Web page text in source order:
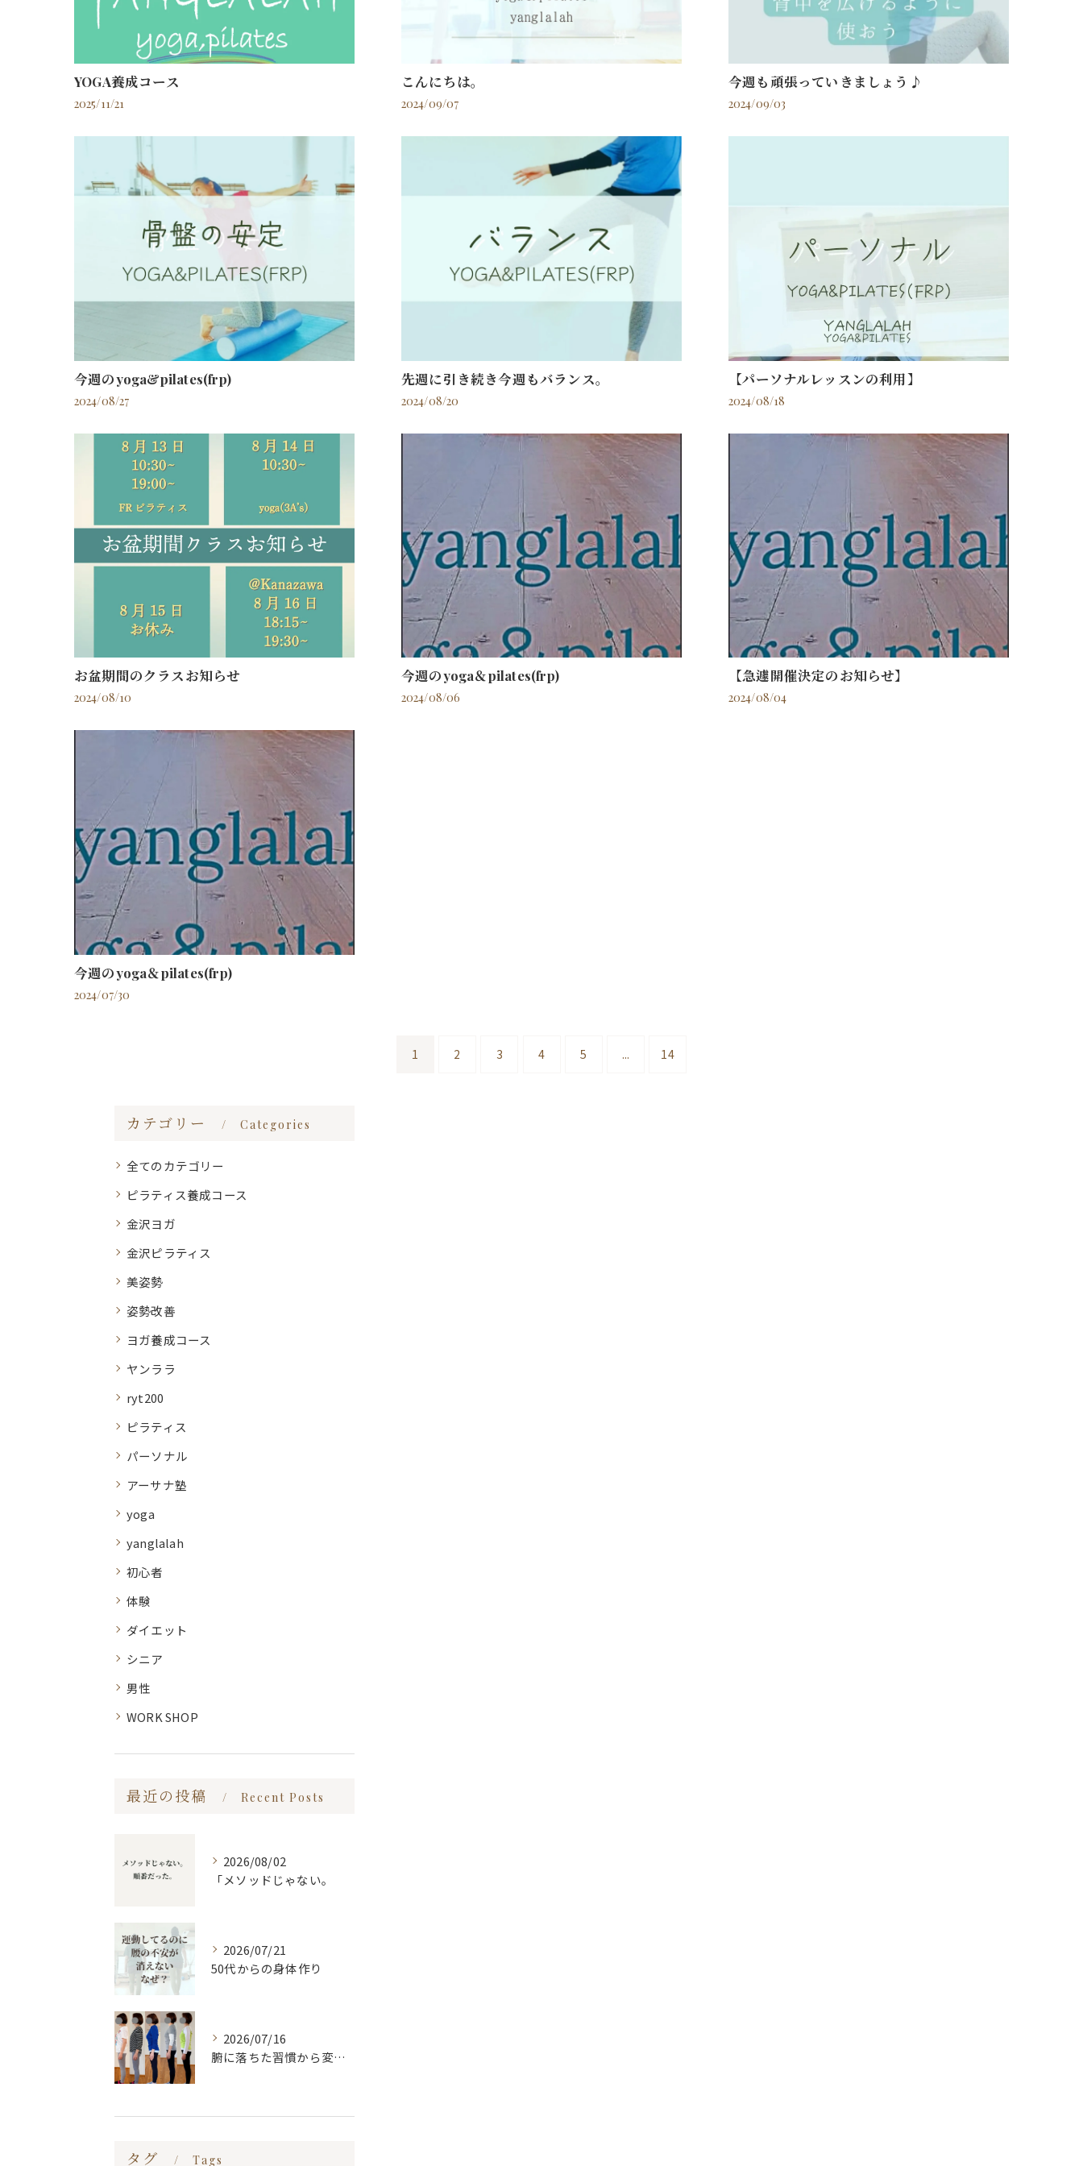
YOGA養成コース
2025/11/21
こんにちは。
2024/09/07
今週も頑張っていきましょう♪
2024/09/03
今週のyoga&pilates(frp)
2024/08/27
先週に引き続き今週もバランス。
2024/08/20
【パーソナルレッスンの利用】
2024/08/18
お盆期間のクラスお知らせ
2024/08/10
今週のyoga＆pilates(frp)
2024/08/06
【急遽開催決定のお知らせ】
2024/08/04
今週のyoga＆pilates(frp)
2024/07/30
1 2 3 4 5 ... 14
カテゴリー Categories
全てのカテゴリー
ピラティス養成コース
金沢ヨガ
金沢ピラティス
美姿勢
姿勢改善
ヨガ養成コース
ヤンララ
ryt200
ピラティス
パーソナル
アーサナ塾
yoga
yanglalah
初心者
体験
ダイエット
シニア
男性
WORK SHOP
最近の投稿 Recent Posts
2026/08/02
「メソッドじゃない。
2026/07/21
50代からの身体作り
2026/07/16
腑に落ちた習慣から変わる
タグ Tags